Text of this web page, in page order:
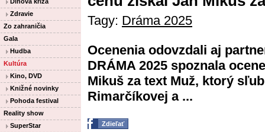
Zdravie
Zo zahraničia
Gala
Hudba
Kultúra
Kino, DVD
Knižné novinky
Pohoda festival
Reality show
SuperStar
Tagy: Dráma 2025
Ocenenia odovzdali aj
DRÁMA 2025 spoznala
Mikuš za text Muž, ktorý
Rimarčíkovej a ...
Zdieľať